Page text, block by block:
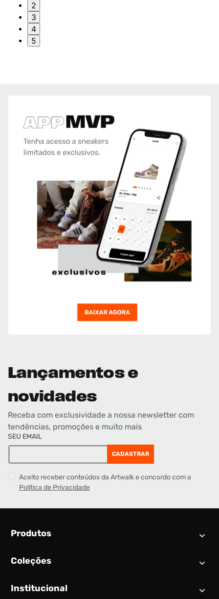
2
3
4
5
Lançamentos e
novidades
Receba com exclusividade a nossa newsletter com
tendências, promoções e muito mais
SEU EMAIL
CADASTRAR
Aceito receber conteúdos da Artwalk e concordo com a
Política de Privacidade
Produtos
Calendário SNEAKER
Tênis
Coleções
Air Jordan 1
Institucional